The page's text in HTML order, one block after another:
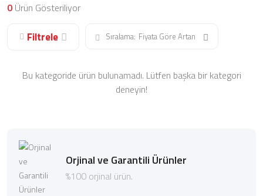
0 Ürün Gösteriliyor
Filtrele Sıralama: Fiyata Göre Artan
Bu kategoride ürün bulunamadı. Lütfen başka bir kategori
deneyin!
Orjinal ve Garantili Ürünler
%100 orjinal ürün.